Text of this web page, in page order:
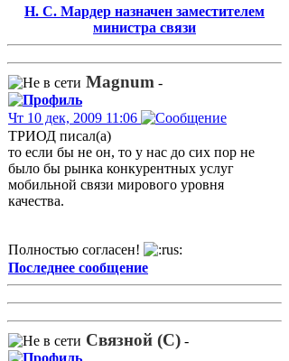
Н. С. Мардер назначен заместителем
министра связи
Magnum -
Чт 10 дек, 2009 11:06
ТРИОД писал(а)
то если бы не он, то у нас до сих пор не
было бы рынка конкурентных услуг
мобильной связи мирового уровня
качества.
Полностью согласен!
Последнее сообщение
Связной (С) -